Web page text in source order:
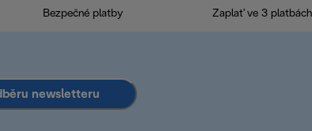
Bezpečné platby Zaplať ve 3 platbách
newsletteru